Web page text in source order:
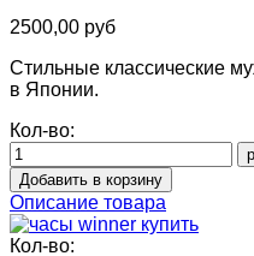
2500,00 руб
Стильные классические
в Японии.
Кол-во:
Описание товара
Кол-во: